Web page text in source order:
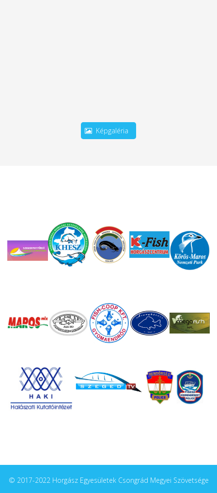
Képgaléria
© 2017-2022 Horgász Egyesületek Csongrád Megyei Szövetsége